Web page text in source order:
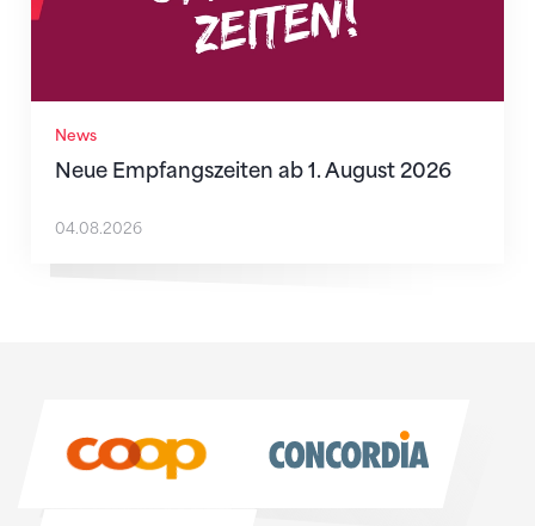
News
Neue Empfangszeiten ab 1. August 2026
04.08.2026